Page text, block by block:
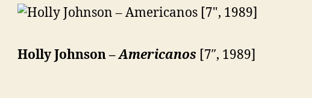
Holly Johnson –Americanos [7″, 1989]